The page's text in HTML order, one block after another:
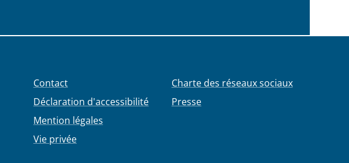
Contact
Déclaration d'accessibilité
Mention légales
Vie privée
Charte des réseaux sociaux
Presse